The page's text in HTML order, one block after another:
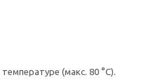
(макс. 80 °C).